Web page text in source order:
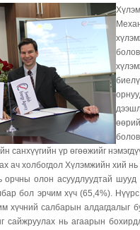
санхүүгийн үр өгөөжийг
ач холбогдол Хүлэмжийн хий
орчны олон асуудлуудтай
бол эрчим хүч (65,4%).
хүчний салбарын алдагдалыг
сайжруулах нь агаарын